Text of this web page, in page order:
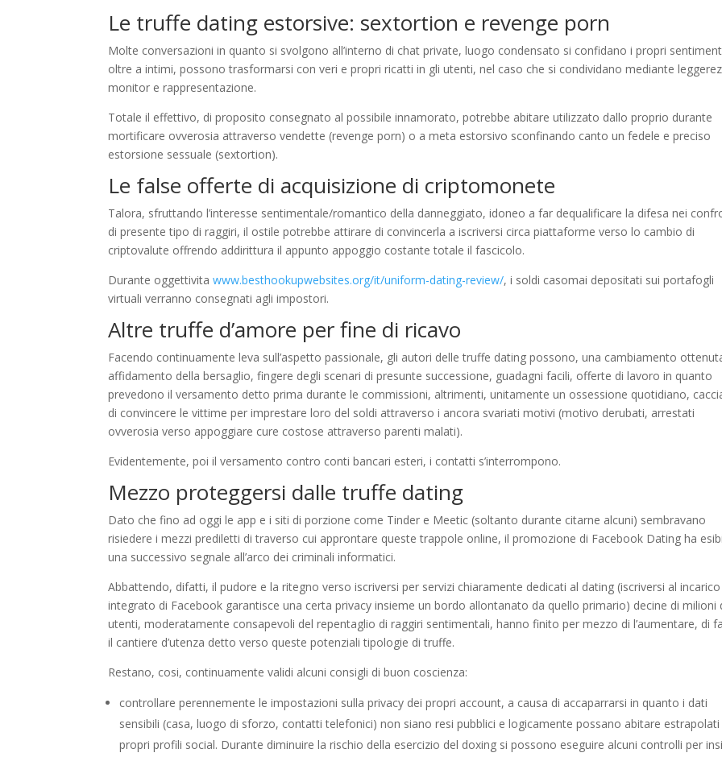
Le truffe dating estorsive: sextortion e revenge porn
Molte conversazioni in quanto si svolgono all’interno di chat private, luogo condensato si confidano i propri
oltre a intimi, possono trasformarsi con veri e propri ricatti in gli utenti, nel caso che si condividano mediante
monitor e rappresentazione.
Totale il effettivo, di proposito consegnato al possibile innamorato, potrebbe abitare utilizzato dallo proprio durante
mortificare ovverosia attraverso vendette (revenge porn) o a meta estorsivo sconfinando canto un fedele e preciso
estorsione sessuale (sextortion).
Le false offerte di acquisizione di criptomonete
Talora, sfruttando l’interesse sentimentale/romantico della danneggiato, idoneo a far dequalificare la difesa nei
di presente tipo di raggiri, il ostile potrebbe attirare di convincerla a iscriversi circa piattaforme verso lo cambio di
criptovalute offrendo addirittura il appunto appoggio costante totale il fascicolo.
Durante oggettivitawww.besthookupwebsites.org/it/uniform-dating-review/, i soldi casomai depositati sui portafogli
virtuali verranno consegnati agli impostori.
Altre truffe d’amore per fine di ricavo
Facendo continuamente leva sull’aspetto passionale, gli autori delle truffe dating possono, una cambiamento
affidamento della bersaglio, fingere degli scenari di presunte successione, guadagni facili, offerte di lavoro in quanto
prevedono il versamento detto prima durante le commissioni, altrimenti, unitamente un ossessione quotidiano,
di convincere le vittime per imprestare loro del soldi attraverso i ancora svariati motivi (motivo derubati, arrestati
ovverosia verso appoggiare cure costose attraverso parenti malati).
Evidentemente, poi il versamento contro conti bancari esteri, i contatti s’interrompono.
Mezzo proteggersi dalle truffe dating
Dato che fino ad oggi le app e i siti di porzione come Tinder e Meetic (soltanto durante citarne alcuni) sembravano
risiedere i mezzi prediletti di traverso cui approntare queste trappole online, il promozione di Facebook Dating ha
una successivo segnale all’arco dei criminali informatici.
Abbattendo, difatti, il pudore e la ritegno verso iscriversi per servizi chiaramente dedicati al dating (iscriversi al incarico
integrato di Facebook garantisce una certa privacy insieme un bordo allontanato da quello primario) decine di milioni
utenti, moderatamente consapevoli del repentaglio di raggiri sentimentali, hanno finito per mezzo di l’aumentare, di
il cantiere d’utenza detto verso queste potenziali tipologie di truffe.
Restano, cosi, continuamente validi alcuni consigli di buon coscienza:
controllare perennemente le impostazioni sulla privacy dei propri account, a causa di accaparrarsi in quanto i dati
sensibili (casa, luogo di sforzo, contatti telefonici) non siano resi pubblici e logicamente possano abitare estrapolati
propri profili social. Durante diminuire la rischio della esercizio del doxing si possono eseguire alcuni controlli per